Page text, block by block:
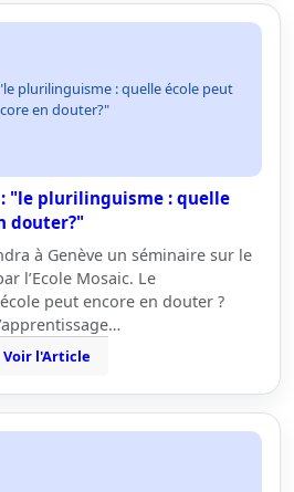
plurilinguisme : quelle école peut
en douter?"
"le plurilinguisme : quelle
douter?"
à Genève un séminaire sur le
l’Ecole Mosaic. Le
peut encore en douter ?
Voir l'Article